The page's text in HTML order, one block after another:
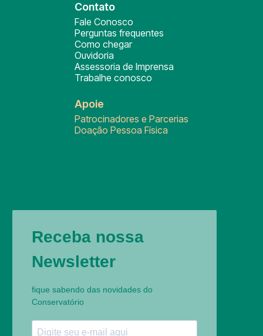
Contato
Fale Conosco
Perguntas frequentes
Como chegar
Ouvidoria
Assessoria de Imprensa
Trabalhe conosco
Apoie
Patrocinadores e Parcerias
Doação Pessoa Física